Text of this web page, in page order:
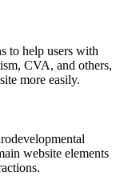
to help users with
CVA, and others,
more easily.
website elements